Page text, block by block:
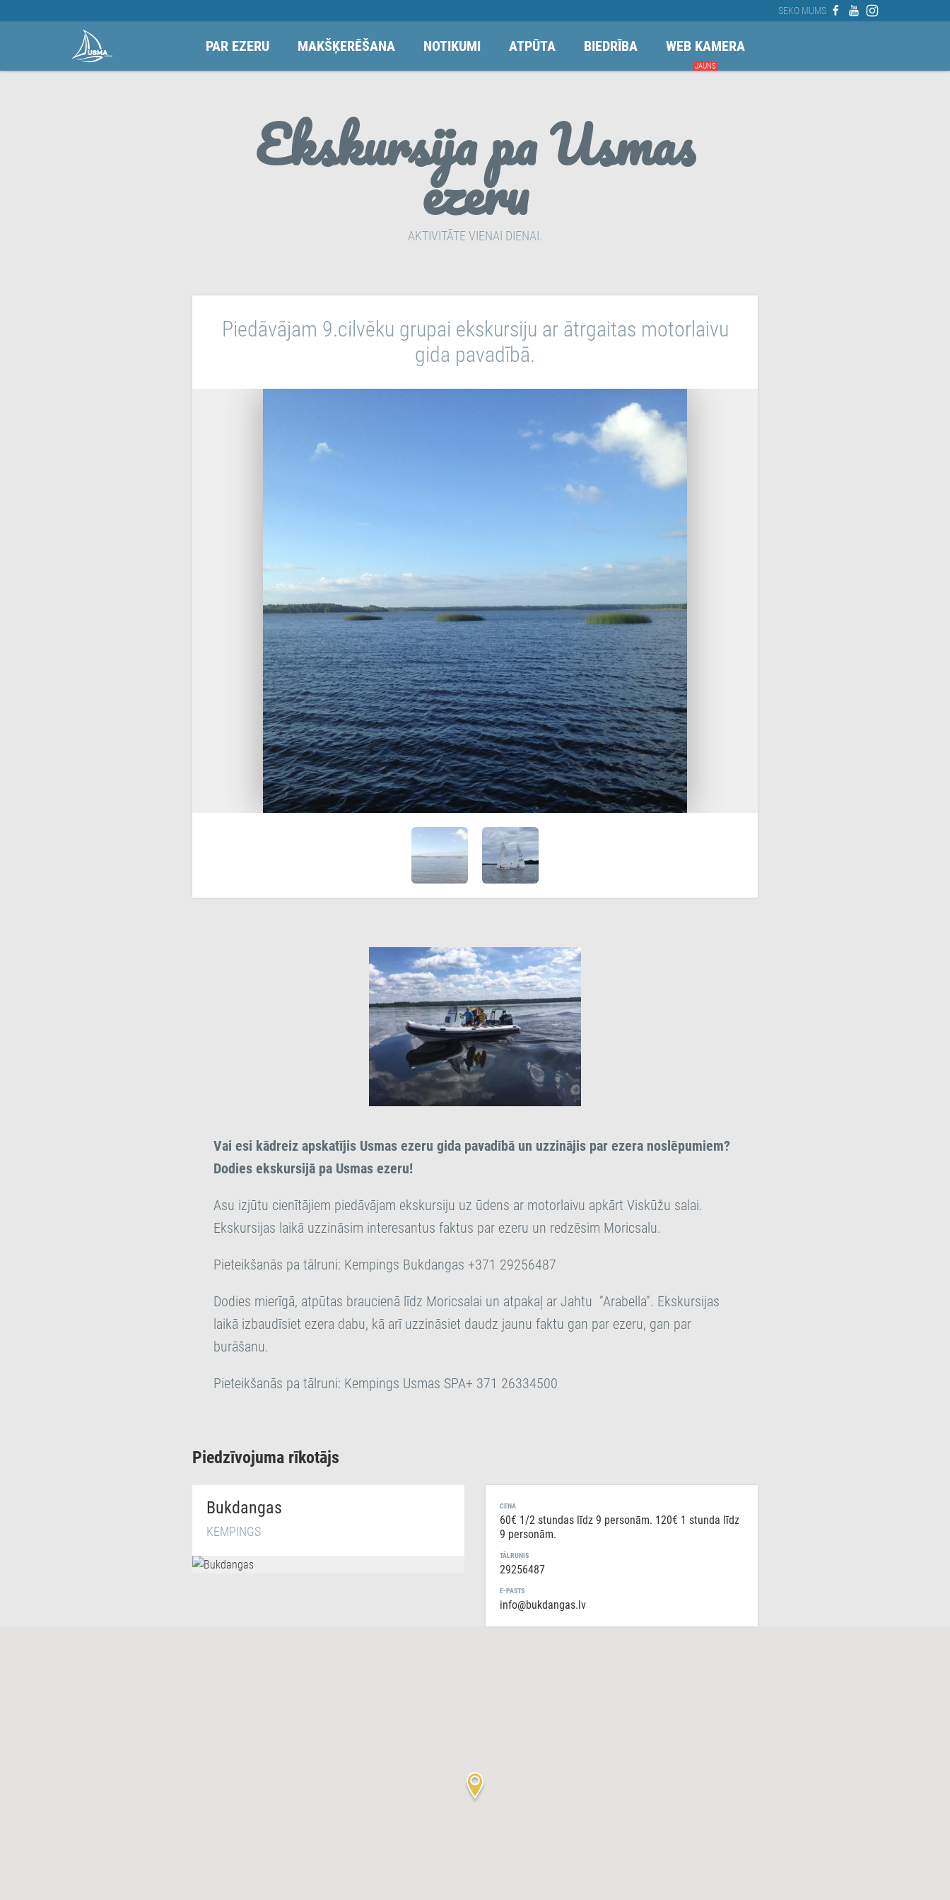
SEKO MUMS
PAR EZERU MAKŠĶERĒŠANA NOTIKUMI ATPŪTA BIEDRĪBA WEB KAMERA
JAUNS
Ekskursija pa Usmas
ezeru
AKTIVITĀTE VIENAI DIENAI.
Piedāvājam 9.cilvēku grupai ekskursiju ar ātrgaitas motorlaivu
gida pavadībā.
Vai esi kādreiz apskatījis Usmas ezeru gida pavadībā un uzzinājis par ezera noslēpumiem?
Dodies ekskursijā pa Usmas ezeru!
Asu izjūtu cienītājiem piedāvājam ekskursiju uz ūdens ar motorlaivu apkārt Viskūžu salai.
Ekskursijas laikā uzzināsim interesantus faktus par ezeru un redzēsim Moricsalu.
Pieteikšanās pa tālruni: Kempings Bukdangas +371 29256487
Dodies mierīgā, atpūtas braucienā līdz Moricsalai un atpakaļ ar Jahtu ”Arabella”. Ekskursijas
laikā izbaudīsiet ezera dabu, kā arī uzzināsiet daudz jaunu faktu gan par ezeru, gan par
burāšanu.
Pieteikšanās pa tālruni: Kempings Usmas SPA+ 371 26334500
Piedzīvojuma rīkotājs
Bukdangas
KEMPINGS
CENA
60€ 1/2 stundas līdz 9 personām. 120€ 1 stunda līdz
9 personām.
TĀLRUNIS
29256487
E-PASTS
info@bukdangas.lv